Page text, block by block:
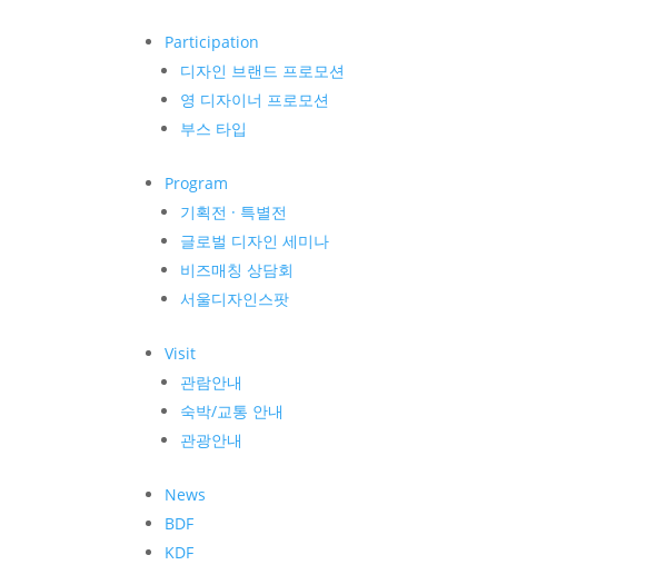
Participation
디자인 브랜드 프로모션
영 디자이너 프로모션
부스 타입
Program
기획전 · 특별전
글로벌 디자인 세미나
비즈매칭 상담회
서울디자인스팟
Visit
관람안내
숙박/교통 안내
관광안내
News
BDF
KDF